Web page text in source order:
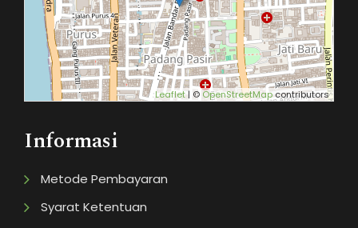
Leaflet| © OpenStreetMapcontributors
Informasi
Metode Pembayaran
Syarat Ketentuan